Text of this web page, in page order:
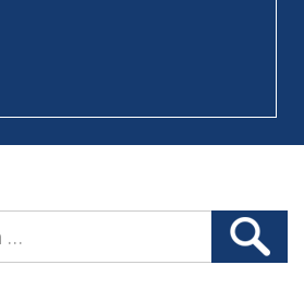
Search